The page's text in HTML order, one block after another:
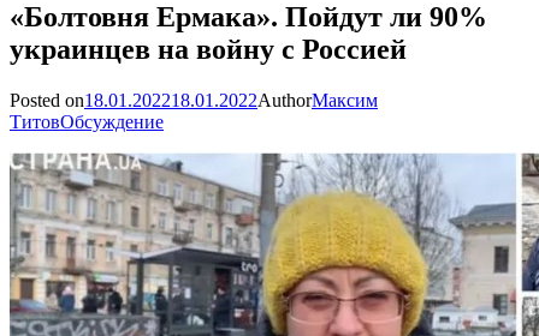
«Болтовня Ермака». Пойдут ли 90%
украинцев на войну с Россией
Posted on18.01.202218.01.2022AuthorМаксим
ТитовОбсуждение